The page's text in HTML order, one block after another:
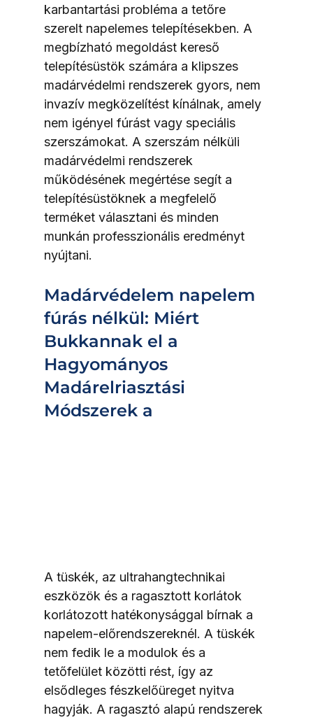
karbantartási probléma a tetőre
szerelt napelemes telepítésekben. A
megbízható megoldást kereső
telepítésüstök számára a klipszes
madárvédelmi rendszerek gyors, nem
invazív megközelítést kínálnak, amely
nem igényel fúrást vagy speciális
szerszámokat. A szerszám nélküli
madárvédelmi rendszerek
működésének megértése segít a
telepítésüstöknek a megfelelő
terméket választani és minden
munkán professzionális eredményt
nyújtani.
Madárvédelem napelem
fúrás nélkül: Miért
Bukkannak el a
Hagyományos
Madárelriasztási
Módszerek a
A tüskék, az ultrahangtechnikai
eszközök és a ragasztott korlátok
korlátozott hatékonysággal bírnak a
napelem-előrendszereknél. A tüskék
nem fedik le a modulok és a
tetőfelület közötti rést, így az
elsődleges fészkelőüreget nyitva
hagyják. A ragasztó alapú rendszerek